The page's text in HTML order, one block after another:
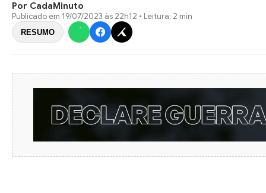
Por CadaMinuto
Publicado em 19/07/2023 às 22h12 • Leitura: 2 min
RESUMO